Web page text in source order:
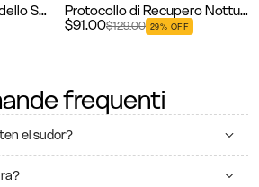
Rituale per l'Equilibrio dello Stress
Esaurito
Protocollo di Recupero Notturno
$91.00$129.00 29% OFF
frequenti
el sudor?